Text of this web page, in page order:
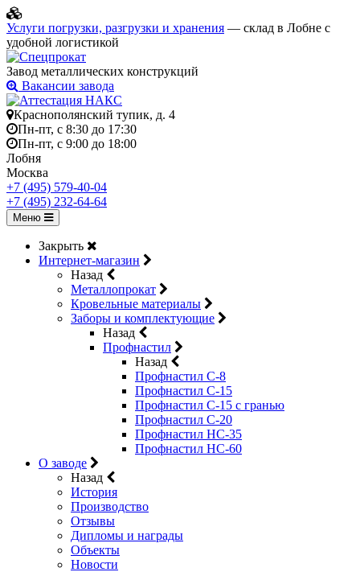
Услуги погрузки, разгрузки и хранения — склад в Лобне с
удобной логистикой
Завод металлических конструкций
Вакансии завода
Краснополянский тупик, д. 4
Пн-пт, с 8:30 до 17:30
Пн-пт, с 9:00 до 18:00
Лобня
Москва
+7 (495) 579-40-04
+7 (495) 232-64-64
Меню
Закрыть
Интернет-магазин
Назад
Металлопрокат
Кровельные материалы
Заборы и комплектующие
Назад
Профнастил
Назад
Профнастил С-8
Профнастил С-15
Профнастил C-15 с гранью
Профнастил C-20
Профнастил НС-35
Профнастил НС-60
О заводе
Назад
История
Производство
Отзывы
Дипломы и награды
Объекты
Новости